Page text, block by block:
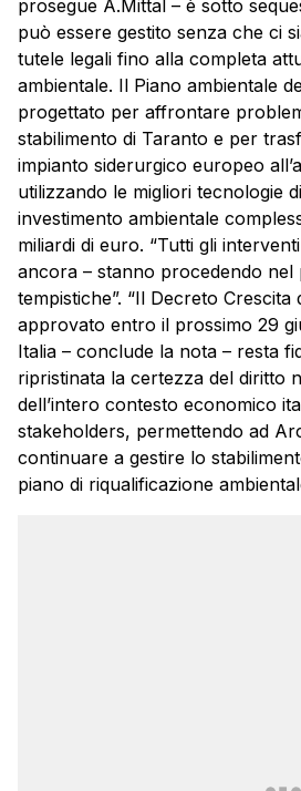
prosegue A.Mittal – è sotto
può essere gestito senza che ci
tutele legali fino alla completa
ambientale. Il Piano ambientale
progettato per affrontare
stabilimento di Taranto e per
impianto siderurgico europeo
utilizzando le migliori tecnologie
investimento ambientale
miliardi di euro. “Tutti gli
ancora – stanno procedendo nel
tempistiche”. “Il Decreto Crescita
approvato entro il prossimo 29
Italia – conclude la nota – resta
ripristinata la certezza del diritto
dell’intero contesto economico
stakeholders, permettendo ad
continuare a gestire lo
piano di riqualificazione